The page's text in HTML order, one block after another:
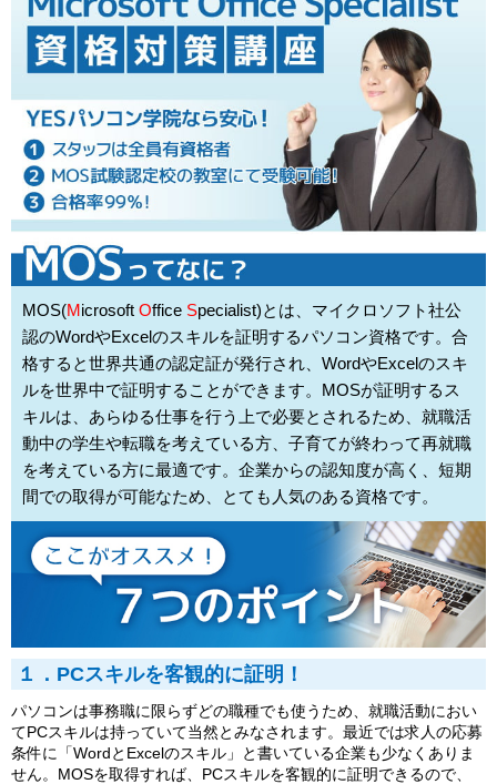
MOS(Microsoft Office Specialist)とは、マイクロソフト社公
認のWordやExcelのスキルを証明するパソコン資格です。合
格すると世界共通の認定証が発行され、WordやExcelのスキ
ルを世界中で証明することができます。MOSが証明するス
キルは、あらゆる仕事を行う上で必要とされるため、就職活
動中の学生や転職を考えている方、子育てが終わって再就職
を考えている方に最適です。企業からの認知度が高く、短期
間での取得が可能なため、とても人気のある資格です。
１．PCスキルを客観的に証明！
パソコンは事務職に限らずどの職種でも使うため、就職活動におい
てPCスキルは持っていて当然とみなされます。最近では求人の応募
条件に「WordとExcelのスキル」と書いている企業も少なくありま
せん。MOSを取得すれば、PCスキルを客観的に証明できるので、